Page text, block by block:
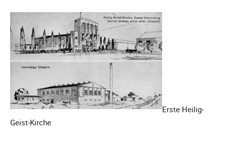
Erste Heilig-
Geist-Kirche